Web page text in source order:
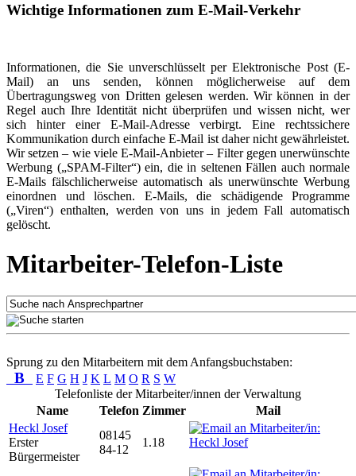
Wichtige Informationen zum E-Mail-Verkehr
Informationen, die Sie unverschlüsselt per Elektronische Post (E-
Mail) an uns senden, können möglicherweise auf dem
Übertragungsweg von Dritten gelesen werden. Wir können in der
Regel auch Ihre Identität nicht überprüfen und wissen nicht, wer
sich hinter einer E-Mail-Adresse verbirgt. Eine rechtssichere
Kommunikation durch einfache E-Mail ist daher nicht gewährleistet.
Wir setzen – wie viele E-Mail-Anbieter – Filter gegen unerwünschte
Werbung („SPAM-Filter“) ein, die in seltenen Fällen auch normale
E-Mails fälschlicherweise automatisch als unerwünschte Werbung
einordnen und löschen. E-Mails, die schädigende Programme
(„Viren“) enthalten, werden von uns in jedem Fall automatisch
gelöscht.
Mitarbeiter-Telefon-Liste
Sprung zu den Mitarbeitern mit dem Anfangsbuchstaben:
B E F G H J K L M O R S W
Telefonliste der Mitarbeiter/innen der Verwaltung
Name
Telefon Zimmer
Mail
Heckl Josef
Erster
Bürgermeister
08145
84-12
1.18